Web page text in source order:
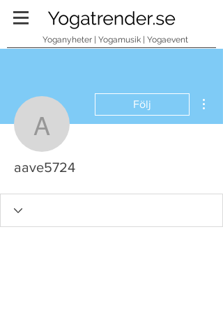
Yoganyheter | Yogamusik | Yogaevent
aave5724
Följ
aave5724